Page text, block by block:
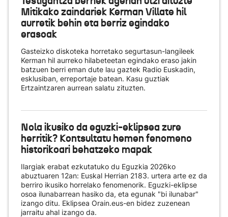
Mitikako zaindariek Kerman Villate hil
aurretik behin eta berriz egindako
erasoak
Gasteizko diskoteka horretako segurtasun-langileek
Kerman hil aurreko hilabeteetan egindako eraso jakin
batzuen berri eman dute lau gaztek Radio Euskadin,
esklusiban, erreportaje batean. Kasu guztiak
Ertzaintzaren aurrean salatu zituzten.
Nola ikusiko da eguzki-eklipsea zure
herritik? Kontsultatu hemen fenomeno
historikoari behatzeko mapak
Ilargiak erabat ezkutatuko du Eguzkia 2026ko
abuztuaren 12an: Euskal Herrian 2183. urtera arte ez da
berriro ikusiko horrelako fenomenorik. Eguzki-eklipse
osoa ilunabarrean hasiko da, eta egunak "bi ilunabar"
izango ditu. Eklipsea Orain.eus-en bidez zuzenean
jarraitu ahal izango da.